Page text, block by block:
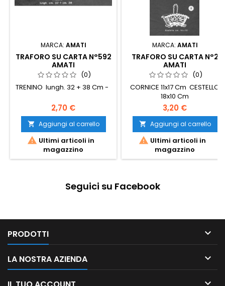
MARCA: AMATI
TRAFORO SU CARTA N°592
AMATI
(0)
TRENINO lungh. 32 + 38 Cm -
2,70 €
 Aggiungi al carrello
 Ultimi articoli in
magazzino
MARCA: AMATI
TRAFORO SU CARTA N°2
AMATI
(0)
CORNICE 11x17 Cm CESTELLO
18x10 Cm
3,20 €
 Aggiungi al carrello
 Ultimi articoli in
magazzino
Seguici su Facebook
PRODOTTI 
LA NOSTRA AZIENDA 